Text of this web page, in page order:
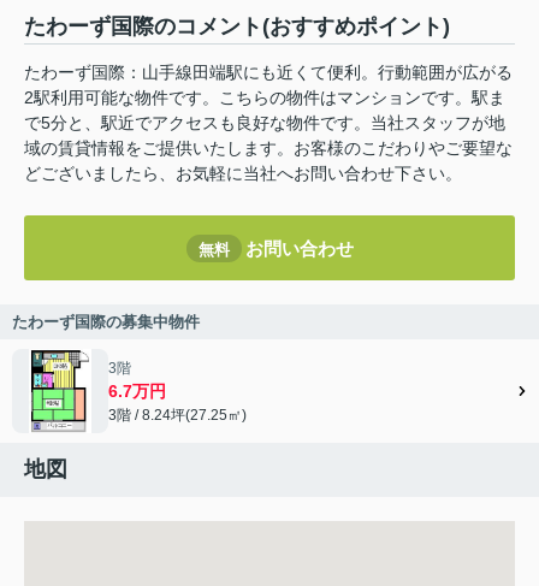
たわーず国際のコメント(おすすめポイント)
たわーず国際：山手線田端駅にも近くて便利。行動範囲が広がる
2駅利用可能な物件です。こちらの物件はマンションです。駅ま
で5分と、駅近でアクセスも良好な物件です。当社スタッフが地
域の賃貸情報をご提供いたします。お客様のこだわりやご要望な
どございましたら、お気軽に当社へお問い合わせ下さい。
無料 お問い合わせ
たわーず国際の募集中物件
3階
6.7万円
3階 / 8.24坪(27.25㎡)
地図